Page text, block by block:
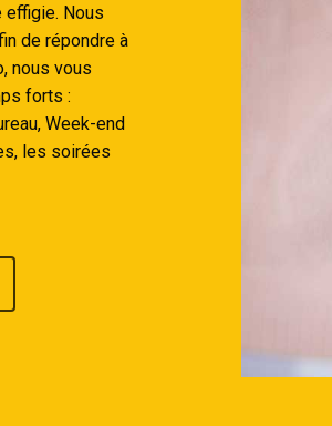
Nous
de répondre à
nous vous
forts :
Week-end
les soirées